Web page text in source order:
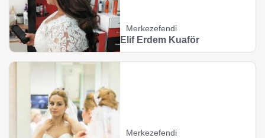
Merkezefendi
Elif Erdem Kuaför
Merkezefendi